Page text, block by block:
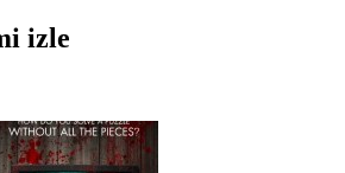
izle